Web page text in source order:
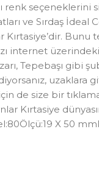
renk
ve Sırdaş
Kırtasiye’dir.
internet
Tepebaşı gibi
de size bir
Kırtasiye
X 50